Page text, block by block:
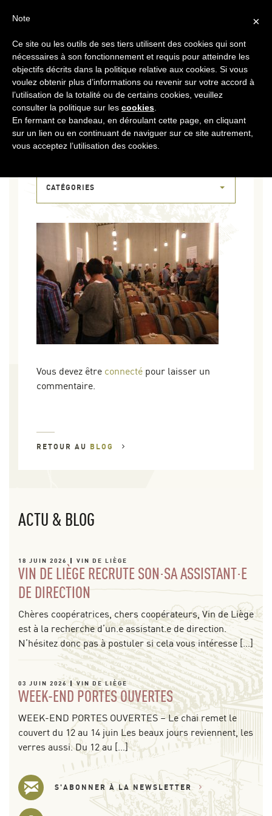
MENU
CWI_3439
CATÉGORIES
Vous devez être connecté pour laisser un
commentaire.
RETOUR AU BLOG
ACTU & BLOG
18 JUIN 2026 VIN DE LIÈGE
VIN DE LIÈGE RECRUTE SON·SA ASSISTANT·E
DE DIRECTION
Chères coopératrices, chers coopérateurs, Vin de Liège
est à la recherche d’un.e assistant.e de direction.
N’hésitez donc pas à postuler si cela vous intéresse […]
03 JUIN 2026 VIN DE LIÈGE
WEEK-END PORTES OUVERTES
WEEK-END PORTES OUVERTES – Le chai remet le
couvert du 12 au 14 juin Les beaux jours reviennent, les
verres aussi. Du 12 au […]
S'ABONNER À LA NEWSLETTER
×
Note
Ce site ou les outils de ses tiers utilisent des cookies qui sont
nécessaires à son fonctionnement et requis pour atteindre les
objectifs décrits dans la politique relative aux cookies. Si vous
voulez obtenir plus d’informations ou revenir sur votre accord à
l’utilisation de la totalité ou de certains cookies, veuillez
consulter la politique sur les cookies
En fermant ce bandeau, en déroulant cette page, en cliquant
sur un lien ou en continuant de naviguer sur ce site autrement,
vous acceptez l’utilisation des cookies.